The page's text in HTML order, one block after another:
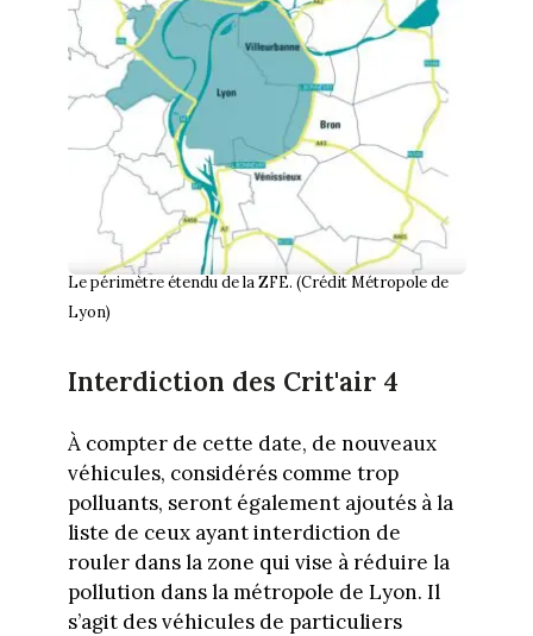
Le périmètre étendu de la ZFE. (Crédit Métropole de
Lyon)
Interdiction des Crit'air 4
À compter de cette date, de nouveaux
véhicules, considérés comme trop
polluants, seront également ajoutés à la
liste de ceux ayant interdiction de
rouler dans la zone qui vise à réduire la
pollution dans la métropole de Lyon. Il
s’agit des véhicules de particuliers